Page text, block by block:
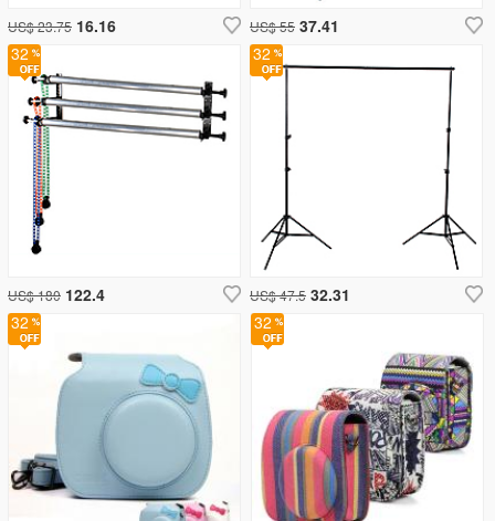
32
32
US$ 23.75 16.16 US$ 55 37.41
32
US$ 180 122.4
32
US$ 47.5 32.31